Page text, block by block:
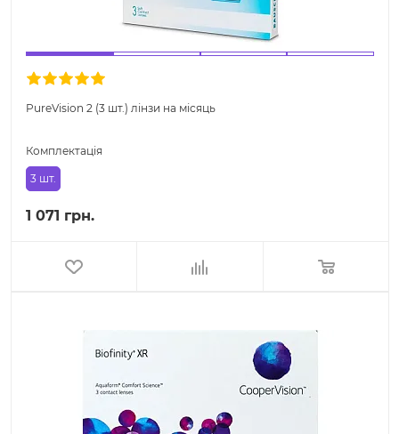
PureVision 2 (3 шт.) лінзи на місяць
Комплектація
3 шт.
1 071 грн.